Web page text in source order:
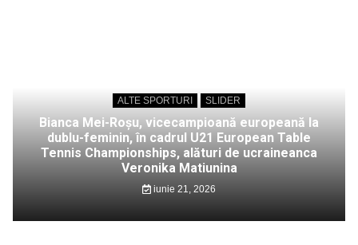
ALTE SPORTURI SLIDER
Bianca Mei-Roșu, vicecampioană europeană la
dublu-feminin, în cadrul U21 European Table
Tennis Championships, alături de ucraineanca
Veronika Matiunina
iunie 21, 2026